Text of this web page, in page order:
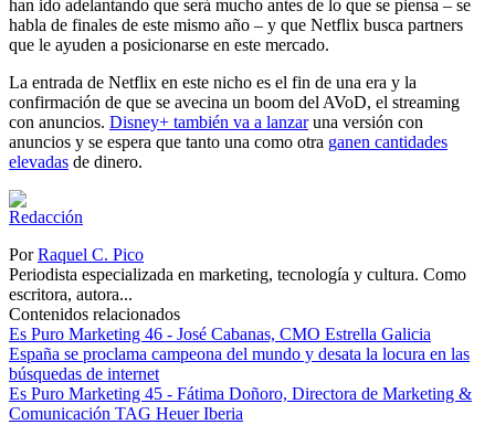
han ido adelantando que será mucho antes de lo que se piensa – se
habla de finales de este mismo año – y que Netflix busca partners
que le ayuden a posicionarse en este mercado.
La entrada de Netflix en este nicho es el fin de una era y la
confirmación de que se avecina un boom del AVoD, el streaming
con anuncios. Disney+ también va a lanzaruna versión con
anuncios y se espera que tanto una como otra ganen cantidades
elevadas de dinero.
PorRaquel C. Pico
Periodista especializada en marketing, tecnología y cultura. Como
escritora, autora...
Contenidos relacionados
Es Puro Marketing 46 - José Cabanas, CMO Estrella Galicia
España se proclama campeona del mundo y desata la locura en las
búsquedas de internet
Es Puro Marketing 45 - Fátima Doñoro, Directora de Marketing &
Comunicación TAG Heuer Iberia